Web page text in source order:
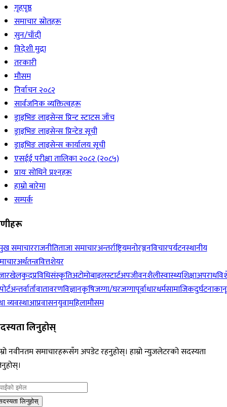
गृहपृष्ठ
समाचार स्रोतहरू
सुन/चाँदी
विदेशी मुद्रा
तरकारी
मौसम
निर्वाचन २०८२
सार्वजनिक व्यक्तित्वहरू
ड्राइभिङ लाइसेन्स प्रिन्ट स्टाटस जाँच
ड्राइभिङ लाइसेन्स प्रिन्टेड सूची
ड्राइभिङ लाइसेन्स कार्यालय सूची
एसईई परीक्षा तालिका २०८२ (२०८५)
प्रायः सोधिने प्रश्‍नहरू
हाम्रो बारेमा
सम्पर्क
समाचारराजनीतिताजा समाचारअन्तर्राष्ट्रियमनोरञ्जनविचारपर्यटनस्थानीय
अर्थतन्त्रवित्तशेयर
खेलकुदप्रविधिसंस्कृतिअटोमोबाइलस्टार्टअपजीवनशैलीस्वास्थ्यशिक्षाअपराध
अन्तर्वार्तावातावरणविज्ञानकृषिजग्गा/घरजग्गापूर्वाधारधर्मसामाजिकदुर्घटना
व्यवस्थाआप्रवासनयुवामहिलामौसम
लिनुहोस्
नवीनतम समाचारहरूसँग अपडेट रहनुहोस्। हाम्रो न्युजलेटरको सदस्यता
लिनुहोस्